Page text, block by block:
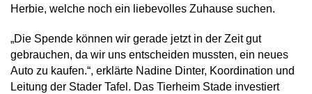
Herbie, welche noch ein liebevolles Zuhause suchen.
„Die Spende können wir gerade jetzt in der Zeit gut
gebrauchen, da wir uns entscheiden mussten, ein neues
Auto zu kaufen.“, erklärte Nadine Dinter, Koordination und
Leitung der Stader Tafel. Das Tierheim Stade investiert